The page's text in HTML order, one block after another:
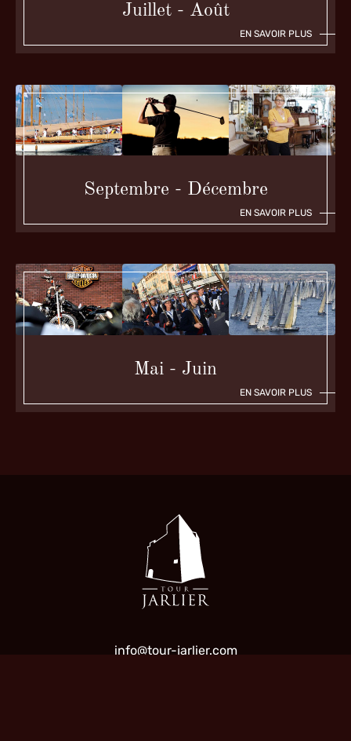
Juillet - Août
EN SAVOIR PLUS
Septembre - Décembre
EN SAVOIR PLUS
Mai - Juin
EN SAVOIR PLUS
info@tour-jarlier.com